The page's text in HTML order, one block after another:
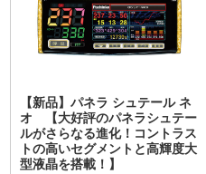
【新品】パネラ シュテール ネ
オ 【大好評のパネラシュテー
ルがさらなる進化！コントラス
トの高いセグメントと高輝度大
型液晶を搭載！】